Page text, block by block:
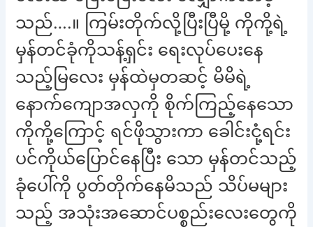
သည်….။ ကြမ်းတိုက်လို့ပြီးပြီမို့ ကိုကို့ရဲ့
မှန်တင်ခုံကိုသန့်ရှင်း ရေးလုပ်ပေးနေ
သည့်မြလေး မှန်ထဲမှတဆင့် မိမိရဲ့
နောက်ကျောအလှကို စိုက်ကြည့်နေသော
ကိုကို့ကြောင့် ရင်ဖိုသွားကာ ခေါင်းငုံ့ရင်း
ပင်ကိုယ်ပြောင်နေပြီး သော မှန်တင်သည့်
ခုံပေါ်ကို ပွတ်တိုက်နေမိသည် သိပ်မများ
သည့် အသုံးအဆောင်ပစ္စည်းလေးတွေကို